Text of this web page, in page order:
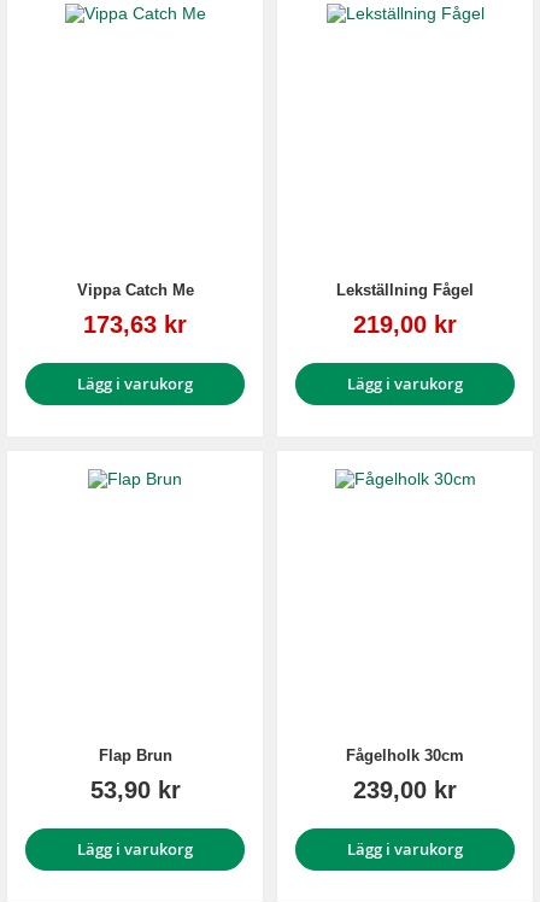
Vippa Catch Me
Reapris
173,63 kr
Lägg i varukorg
Lekställning Fågel
Reapris
219,00 kr
Lägg i varukorg
Flap Brun
53,90 kr
Lägg i varukorg
Fågelholk 30cm
239,00 kr
Lägg i varukorg